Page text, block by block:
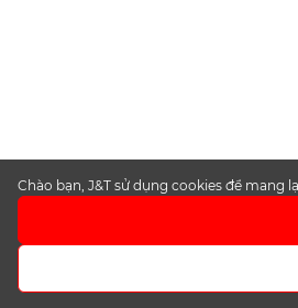
Chào bạn, J&T sử dụng cookies để